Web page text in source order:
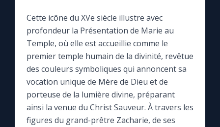
Le magazine
Le site internet
Questions-réponses
Prier au quotidien
Cette icône du XVe siècle illustre avec
profondeur la Présentation de Marie au
Temple, où elle est accueillie comme le
premier temple humain de la divinité, revêtue
des couleurs symboliques qui annoncent sa
vocation unique de Mère de Dieu et de
porteuse de la lumière divine, préparant
ainsi la venue du Christ Sauveur. À travers les
figures du grand-prêtre Zacharie, de ses